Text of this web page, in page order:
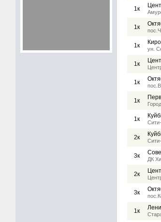
1к
1к
1к ун.
1к
1к
1к
1к
2к
3к ДК
2к
3к
1к